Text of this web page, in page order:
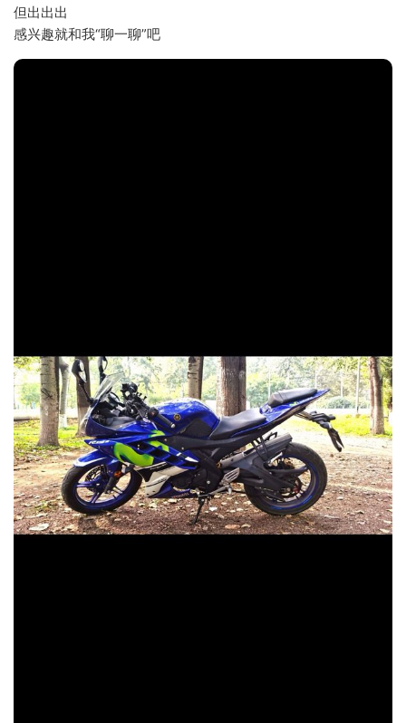
但出出出
感兴趣就和我“聊一聊”吧